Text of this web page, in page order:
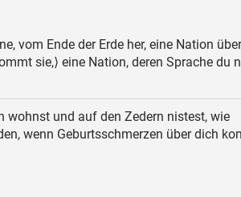
vom Ende der Erde her, eine Nation
sie,⟩ eine Nation, deren Sprache du
wohnst und auf den Zedern nistest, wie
wenn Geburtsschmerzen über dich